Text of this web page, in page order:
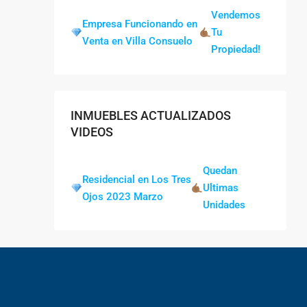
Empresa Funcionando en
Venta en Villa Consuelo
Vendemos
Tu
Propiedad!
INMUEBLES ACTUALIZADOS
VIDEOS
Residencial en Los Tres
Ojos 2023 Marzo
Quedan
Ultimas
Unidades